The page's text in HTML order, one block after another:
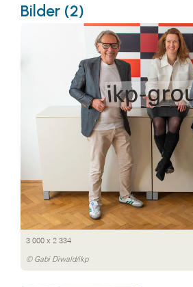
Bilder (2)
3 000 x 2 334
© Gabi Diwald/ikp